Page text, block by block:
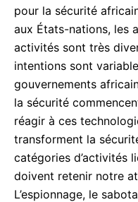
pour la sécurité
aux États-nations, les
activités sont très
intentions sont
gouvernements
la sécurité
réagir à ces
transforment la
catégories d’activités
doivent retenir notre
L’espionnage, le